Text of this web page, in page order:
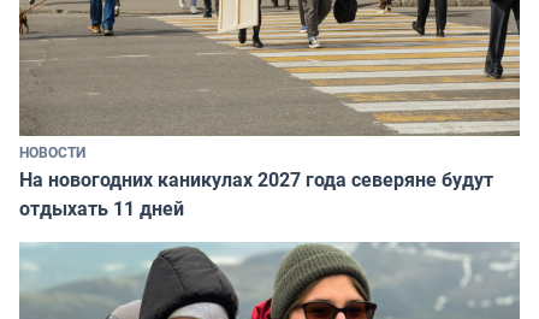
НОВОСТИ
На новогодних каникулах 2027 года северяне будут
отдыхать 11 дней